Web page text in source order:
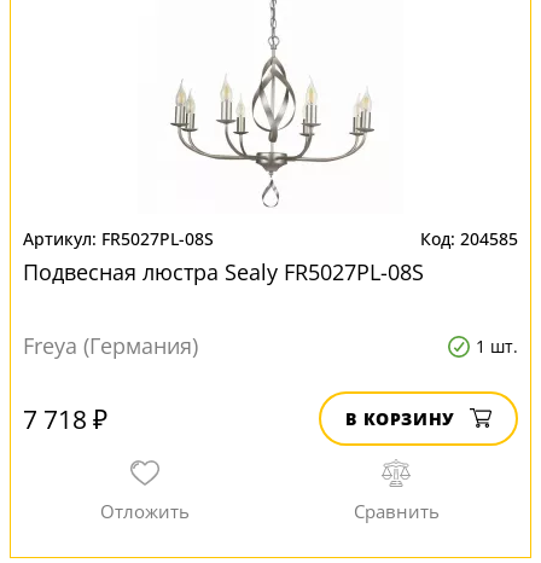
FR5027PL-08S 204585
Подвесная люстра Sealy FR5027PL-08S
Freya (Германия) 1 шт.
7 718 ₽ В КОРЗИНУ